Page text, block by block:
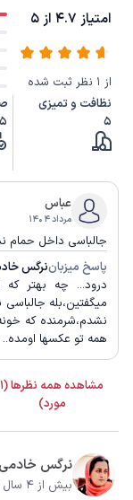
امتیاز 4.7 از 5
از 1 نظر ثبت شده
نظافت و تمیزی
5
5
عباس
مرداد ۱۴۰۴
جالباسی داخل حمام
پاسخ میزباننرگس
درود... چه بهتر که
میگفتین،بله
نشدم،شرمنده که
همه تو عکسها اومده..
مشاهده همه نظرها (1
مورد)
نرگس خادمی
بیش از 4 سال میزبان اتاقک